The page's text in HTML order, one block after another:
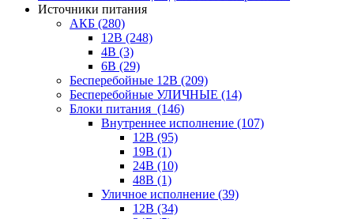
Источники питания
АКБ (280)
12В (248)
4В (3)
6В (29)
Бесперебойные 12В (209)
Бесперебойные УЛИЧНЫЕ (14)
Блоки питания (146)
Внутреннее исполнение (107)
12В (95)
19В (1)
24В (10)
48В (1)
Уличное исполнение (39)
12В (34)